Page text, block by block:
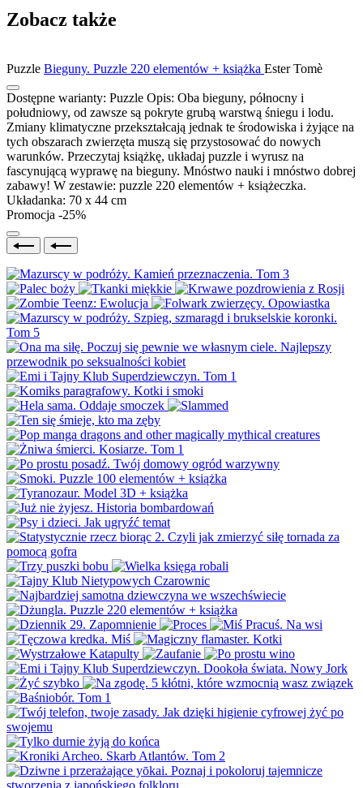
Zobacz także
Puzzle Bieguny. Puzzle 220 elementów + książka Ester Tomè
Dostępne warianty: Puzzle Opis: Oba bieguny, północny i
południowy, od zawsze są pokryte grubą warstwą śniegu i lodu.
Zmiany klimatyczne przekształcają jednak te środowiska i żyjące na
tych obszarach zwierzęta muszą się przystosować do nowych
warunków. Przeczytaj książkę, układaj puzzle i wyrusz na
fascynującą wyprawę na bieguny. Mnóstwo nauki i mnóstwo dobrej
zabawy! W zestawie: puzzle 220 elementów + książeczka.
Układanka: 70 x 44 cm
Promocja -25%